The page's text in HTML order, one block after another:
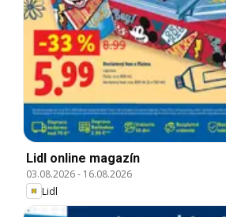
Lidl online magazín
03.08.2026- 16.08.2026
Lidl